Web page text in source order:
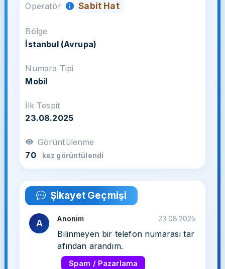
Operatör Sabit Hat
Bölge
İstanbul (Avrupa)
Numara Tipi
Mobil
İlk Tespit
23.08.2025
Görüntülenme
70
kez görüntülendi
Şikayet Geçmişi
A Anonim 23.08.2025
Bilinmeyen bir telefon numarası tar
afından arandım.
Spam / Pazarlama